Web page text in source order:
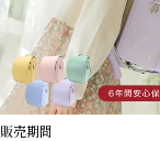
販売期間